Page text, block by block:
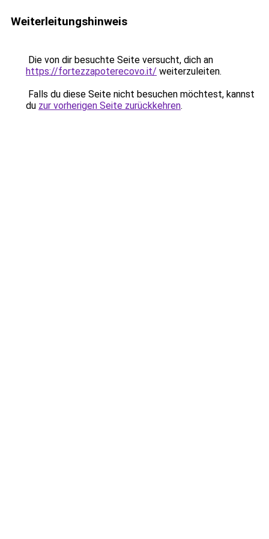
Weiterleitungshinweis
Die von dir besuchte Seite versucht, dich an
https://fortezzapoterecovo.it/ weiterzuleiten.
Falls du diese Seite nicht besuchen möchtest, kannst
du zur vorherigen Seite zurückkehren.